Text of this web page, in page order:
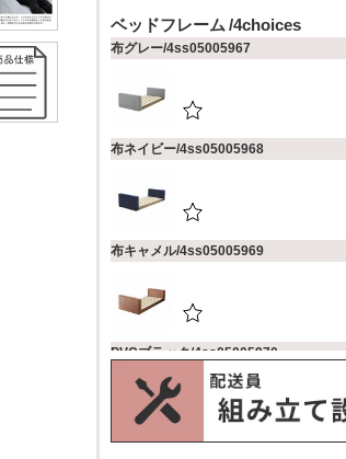
ベッドフレーム 4choices
布グレー/4ss05005967
布ネイビー/4ss05005968
布キャメル/4ss05005969
PVCブラック/4ss05005970